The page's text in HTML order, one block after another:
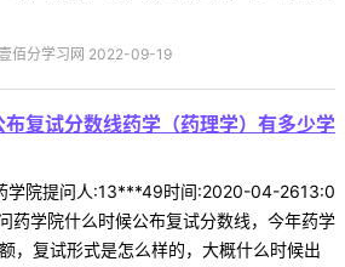
佰分学习网 2022-09-19
复试分数线药学（药理学）有多少学
学院提问人:13***49时间:2020-04-2613:0
药学院什么时候公布复试分数线，今年药学
，复试形式是怎么样的，大概什么时候出